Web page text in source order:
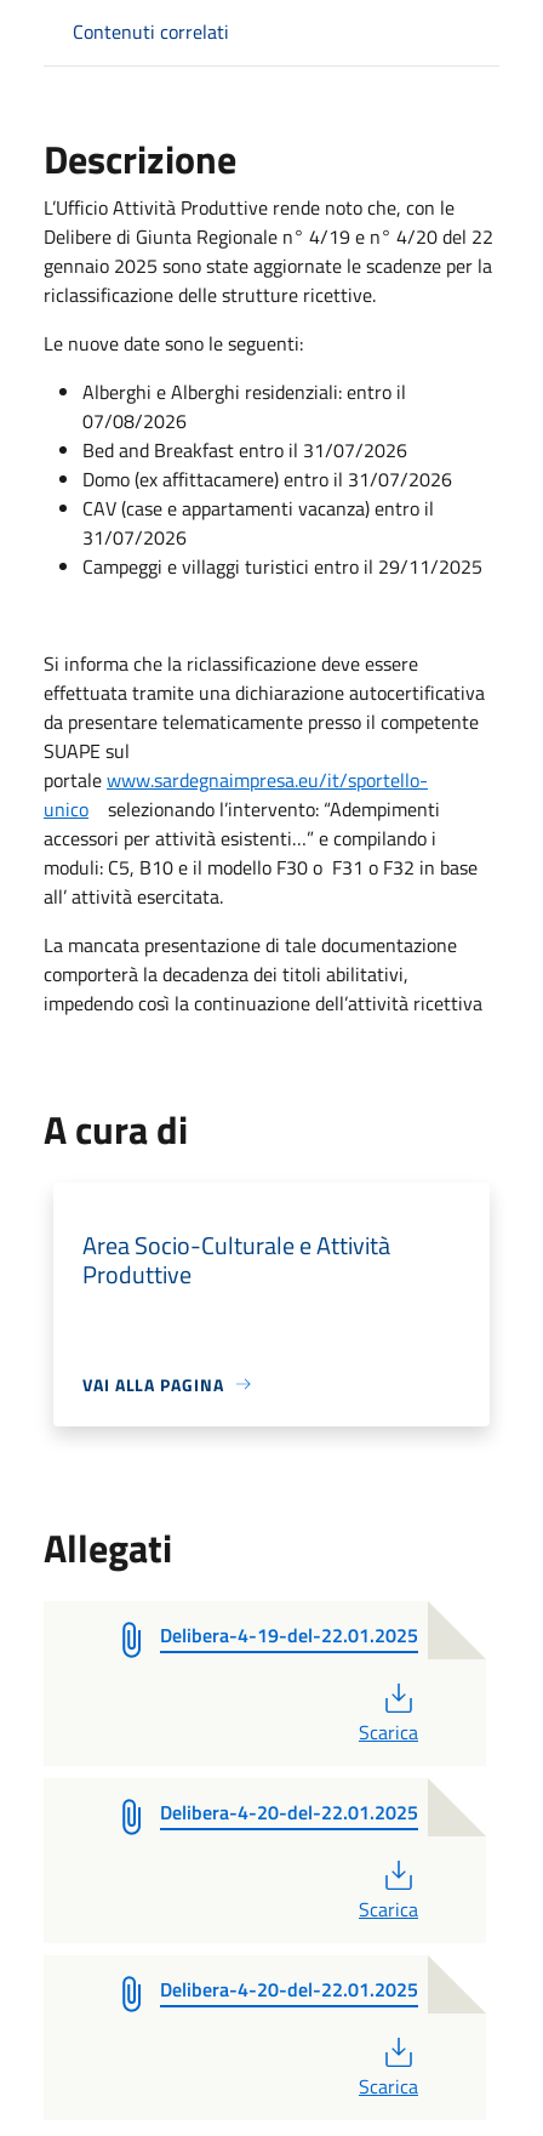
Contenuti correlati
Descrizione
L’Ufficio Attività Produttive rende noto che, con le
Delibere di Giunta Regionale n° 4/19 e n° 4/20 del 22
gennaio 2025 sono state aggiornate le scadenze per la
riclassificazione delle strutture ricettive.
Le nuove date sono le seguenti:
Alberghi e Alberghi residenziali: entro il
07/08/2026
Bed and Breakfast entro il 31/07/2026
Domo (ex affittacamere) entro il 31/07/2026
CAV (case e appartamenti vacanza) entro il
31/07/2026
Campeggi e villaggi turistici entro il 29/11/2025
Si informa che la riclassificazione deve essere
effettuata tramite una dichiarazione autocertificativa
da presentare telematicamente presso il competente
SUAPE sul
portalewww.sardegnaimpresa.eu/it/sportello-
unico selezionando l’intervento: “Adempimenti
accessori per attività esistenti…” e compilando i
moduli: C5, B10 e il modello F30 o F31 o F32 in base
all’ attività esercitata.
La mancata presentazione di tale documentazione
comporterà la decadenza dei titoli abilitativi,
impedendo così la continuazione dell’attività ricettiva
A cura di
Area Socio-Culturale e Attività
Produttive
VAI ALLA PAGINA
Allegati
Delibera-4-19-del-22.01.2025
Scarica
Delibera-4-20-del-22.01.2025
Scarica
Delibera-4-20-del-22.01.2025
Scarica